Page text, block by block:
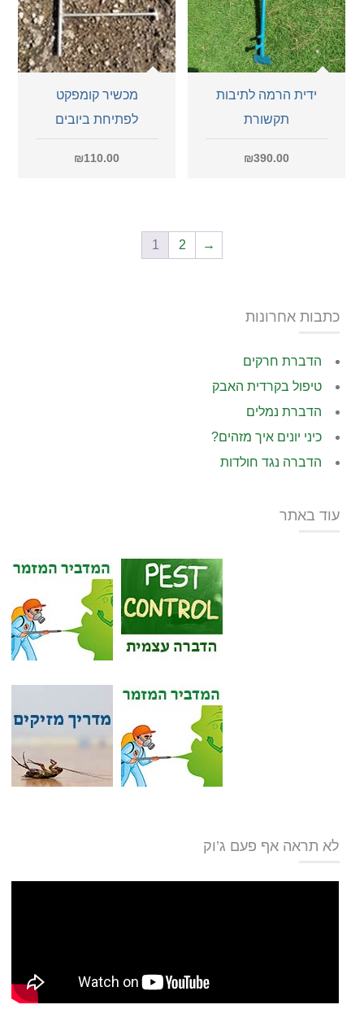
מכשיר קומפקט
לפתיחת ביובים
₪110.00
ידית הרמה לתיבות
תקשורת
₪390.00
1 2 →
כתבות אחרונות
הדברת חרקים
טיפול בקרדית האבק
הדברת נמלים
כיני יונים איך מזהים?
הדברה נגד חולדות
עוד באתר
לא תראה אף פעם ג’וק